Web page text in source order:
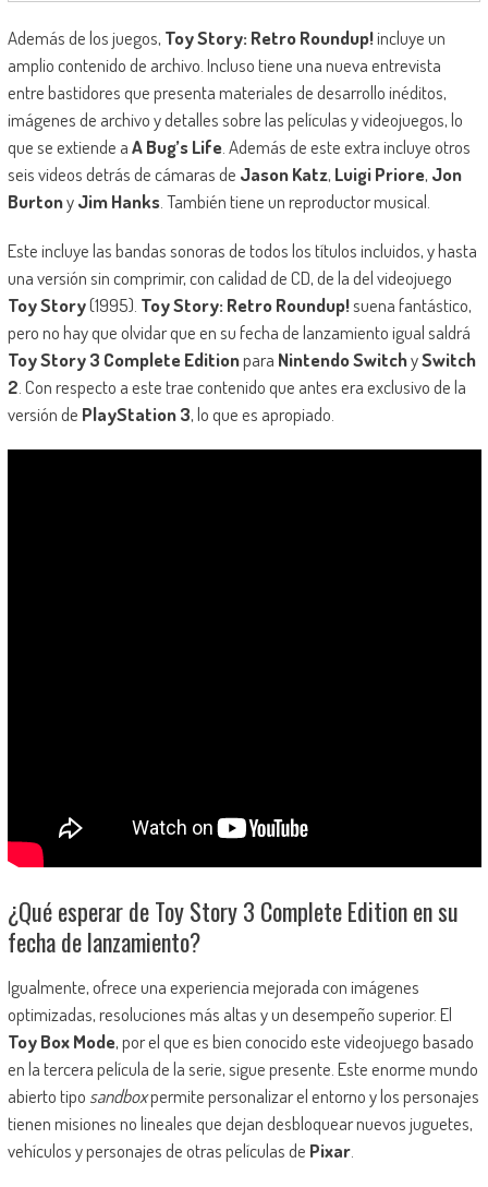
Además de los juegos, Toy Story: Retro Roundup!incluye un
amplio contenido de archivo. Incluso tiene una nueva entrevista
entre bastidores que presenta materiales de desarrollo inéditos,
imágenes de archivo y detalles sobre las películas y videojuegos, lo
que se extiende aA Bug’s Life. Además de este extra incluye otros
seis videos detrás de cámaras de Jason Katz, Luigi Priore, Jon
BurtonyJim Hanks. También tiene un reproductor musical.
Este incluye las bandas sonoras de todos los títulos incluidos, y hasta
una versión sin comprimir, con calidad de CD, de la del videojuego
Toy Story(1995). Toy Story: Retro Roundup!suena fantástico,
pero no hay que olvidar que en su fecha de lanzamiento igual saldrá
Toy Story 3 Complete Editionpara Nintendo SwitchySwitch
2. Con respecto a este trae contenido que antes era exclusivo de la
versión de PlayStation 3, lo que es apropiado.
¿Qué esperar de Toy Story 3 Complete Edition en su
fecha de lanzamiento?
Igualmente, ofrece una experiencia mejorada con imágenes
optimizadas, resoluciones más altas y un desempeño superior. El
Toy Box Mode, por el que es bien conocido este videojuego basado
en la tercera película de la serie, sigue presente. Este enorme mundo
abierto tipo sandboxpermite personalizar el entorno y los personajes
tienen misiones no lineales que dejan desbloquear nuevos juguetes,
vehículos y personajes de otras películas de Pixar.